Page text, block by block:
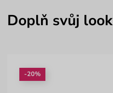
Doplň svůj look
-20%